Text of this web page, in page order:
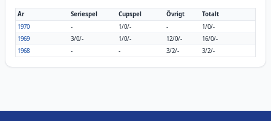
År Seriespel Cupspel Övrigt
Totalt
1970
- 1/0/- -
1/0/-
1969
3/0/- 1/0/- 12/0/-
16/0/-
1968
- - 3/2/- 3/2/-